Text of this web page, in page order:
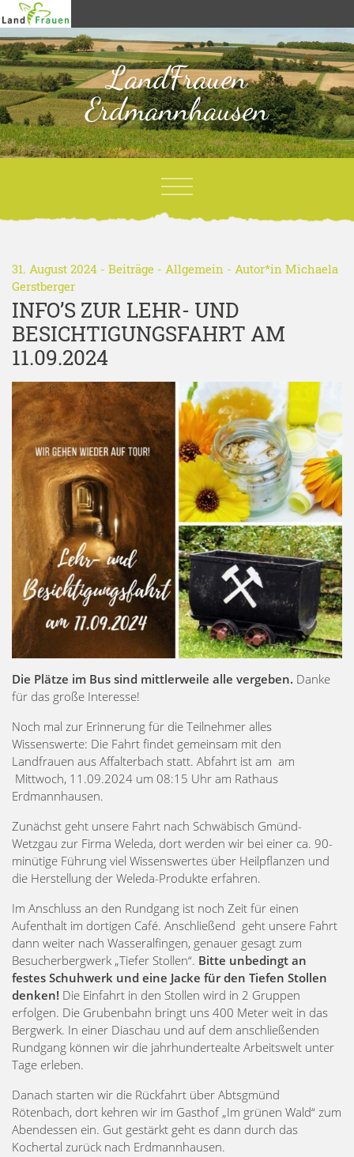
LandFrauen
Erdmannhausen
31. August 2024 - Beiträge - Allgemein - Autor*in Michaela
Gerstberger
INFO’S ZUR LEHR- UND
BESICHTIGUNGSFAHRT AM
11.09.2024
Die Plätze im Bus sind mittlerweile alle vergeben. Danke
für das große Interesse!
Noch mal zur Erinnerung für die Teilnehmer alles
Wissenswerte: Die Fahrt findet gemeinsam mit den
Landfrauen aus Affalterbach statt. Abfahrt ist am am
Mittwoch, 11.09.2024 um 08:15 Uhr am Rathaus
Erdmannhausen.
Zunächst geht unsere Fahrt nach Schwäbisch Gmünd-
Wetzgau zur Firma Weleda, dort werden wir bei einer ca. 90-
minütige Führung viel Wissenswertes über Heilpflanzen und
die Herstellung der Weleda-Produkte erfahren.
Im Anschluss an den Rundgang ist noch Zeit für einen
Aufenthalt im dortigen Café. Anschließend geht unsere Fahrt
dann weiter nach Wasseralfingen, genauer gesagt zum
Besucherbergwerk „Tiefer Stollen“. Bitte unbedingt an
festes Schuhwerk und eine Jacke für den Tiefen Stollen
denken! Die Einfahrt in den Stollen wird in 2 Gruppen
erfolgen. Die Grubenbahn bringt uns 400 Meter weit in das
Bergwerk. In einer Diaschau und auf dem anschließenden
Rundgang können wir die jahrhundertealte Arbeitswelt unter
Tage erleben.
Danach starten wir die Rückfahrt über Abtsgmünd
Rötenbach, dort kehren wir im Gasthof „Im grünen Wald“ zum
Abendessen ein. Gut gestärkt geht es dann durch das
Kochertal zurück nach Erdmannhausen.